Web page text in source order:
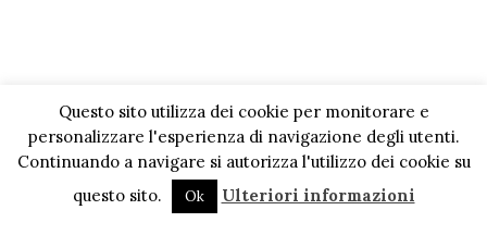
Questo sito utilizza dei cookie per monitorare e
personalizzare l'esperienza di navigazione degli utenti.
Continuando a navigare si autorizza l'utilizzo dei cookie su
questo sito.
Ok Ulteriori informazioni